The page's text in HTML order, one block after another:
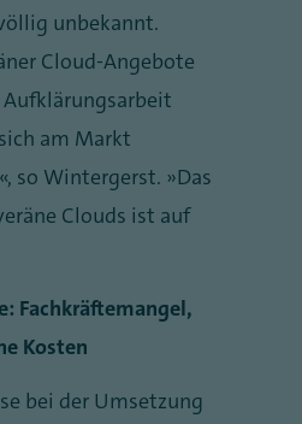
unbekannt.
Cloud-Angebote
am Markt
so Wintergerst. „Das
Clouds ist auf
Fachkräftemangel,
Kosten
bei der Umsetzung